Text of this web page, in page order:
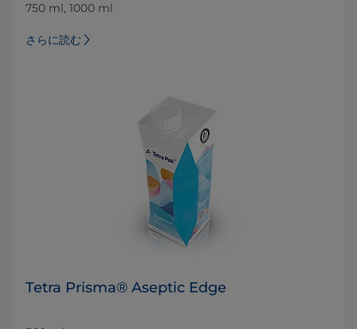
750 ml, 1000 ml
さらに読む
Tetra Prisma® Aseptic Edge